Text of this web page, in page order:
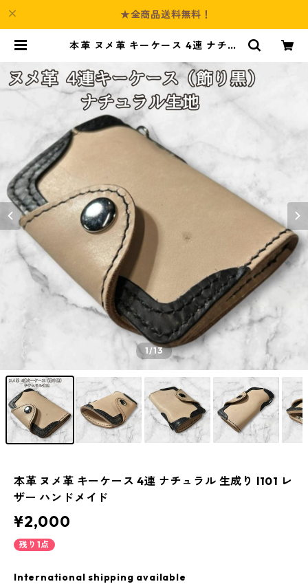
★全商品送料無料！
本革 ヌメ革 キーケース 4連 ナチュ
ド | Culture-Booth
1/13
本革 ヌメ革 キーケース 4連 ナチュラル 生成り l101 レ
ザー ハンドメイド
¥2,000
残り1点
International shipping available